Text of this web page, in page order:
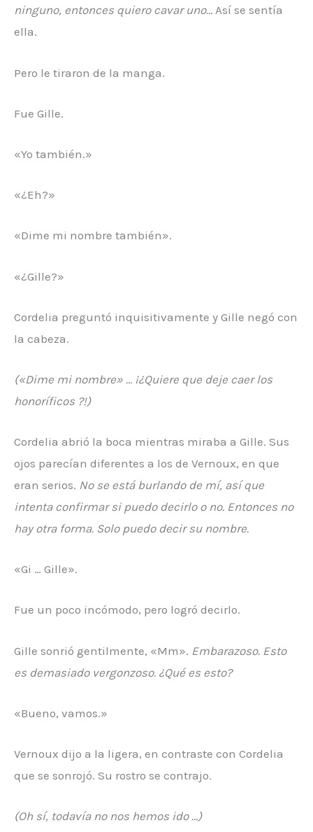
ninguno, entonces quiero cavar uno… Así se sentía
ella.
Pero le tiraron de la manga.
Fue Gille.
«Yo también.»
«¿Eh?»
«Dime mi nombre también».
«¿Gille?»
Cordelia preguntó inquisitivamente y Gille negó con
la cabeza.
(«Dime mi nombre» … ¡¿Quiere que deje caer los
honoríficos ?!)
Cordelia abrió la boca mientras miraba a Gille. Sus
ojos parecían diferentes a los de Vernoux, en que
eran serios. No se está burlando de mí, así que
intenta confirmar si puedo decirlo o no. Entonces no
hay otra forma. Solo puedo decir su nombre.
«Gi … Gille».
Fue un poco incómodo, pero logró decirlo.
Gille sonrió gentilmente, «Mm». Embarazoso. Esto
es demasiado vergonzoso. ¿Qué es esto?
«Bueno, vamos.»
Vernoux dijo a la ligera, en contraste con Cordelia
que se sonrojó. Su rostro se contrajo.
(Oh sí, todavía no nos hemos ido …)